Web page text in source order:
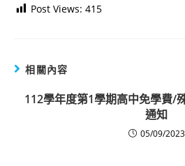
Post Views: 415
相關內容
112學年度第1學期高中免學費/
通知
05/09/2023